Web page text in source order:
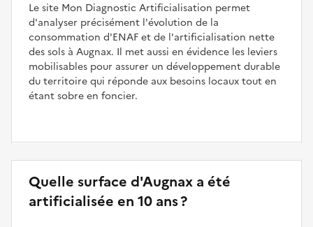
Le site Mon Diagnostic Artificialisation permet
d'analyser précisément l'évolution de la
consommation d'ENAF et de l'artificialisation nette
des sols à Augnax. Il met aussi en évidence les leviers
mobilisables pour assurer un développement durable
du territoire qui réponde aux besoins locaux tout en
étant sobre en foncier.
Quelle surface d'Augnax a été
artificialisée en 10 ans ?